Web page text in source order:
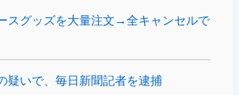
スグッズを大量注文→全キャンセルで
疑いで、毎日新聞記者を逮捕